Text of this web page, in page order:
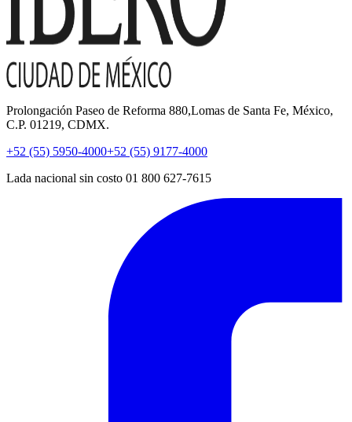
Prolongación Paseo de Reforma 880,Lomas de Santa Fe, México,
C.P. 01219, CDMX.
+52 (55) 5950-4000+52 (55) 9177-4000
Lada nacional sin costo 01 800 627-7615